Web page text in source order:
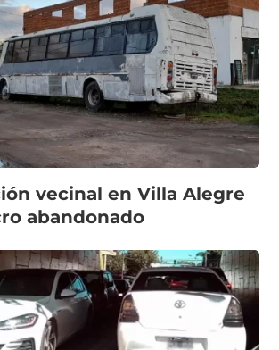
vecinal en Villa Alegre
abandonado